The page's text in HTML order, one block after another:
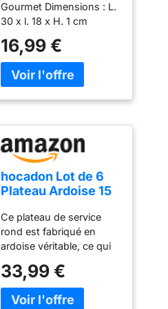
Gourmet Dimensions : L.
30 x l. 18 x H. 1 cm
: Gris
16,99 €
hocadon Lot de 6
Plateau Ardoise 15
Rond en Ardoise
Ce plateau de service
rond est fabriqué en
ardoise véritable, ce qui
ronde son propre grain
naturel. L'élégance
rustique du matériau
33,99 €